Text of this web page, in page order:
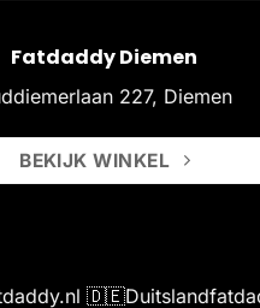
Fatdaddy Diemen
227, Diemen
BEKIJK WINKEL
🇩🇪Duitsland